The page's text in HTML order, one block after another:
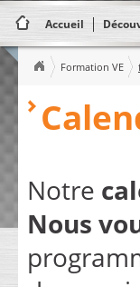
Accueil
Formation VE
Notre
Nous